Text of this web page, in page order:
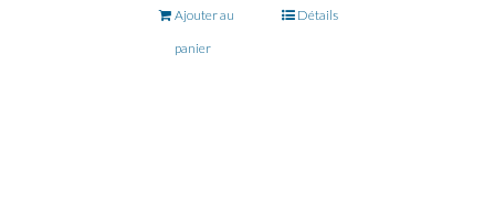
Ajouter au
panier
Détails